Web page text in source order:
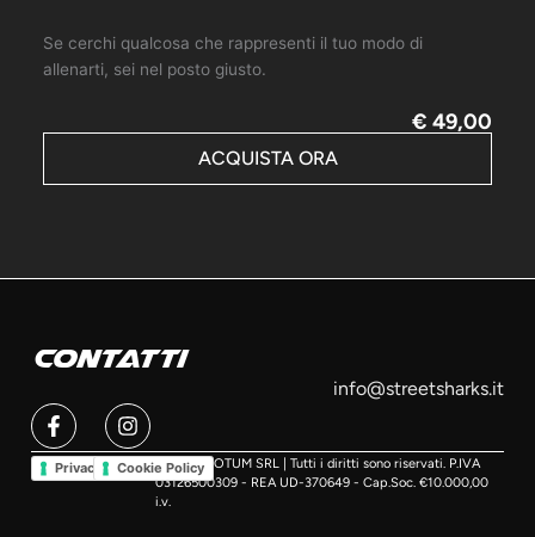
Se cerchi qualcosa che rappresenti il tuo modo di
allenarti, sei nel posto giusto.
€ 49,00
ACQUISTA ORA
Contatti
info@streetsharks.it
F
a
c
e
I
n
s
t
© 2026 MOTUM SRL | Tutti i diritti sono riservati. P.IVA
03126500309 - REA UD-370649 - Cap.Soc. €10.000,00
i.v.
Privacy PolicyCookie Policy